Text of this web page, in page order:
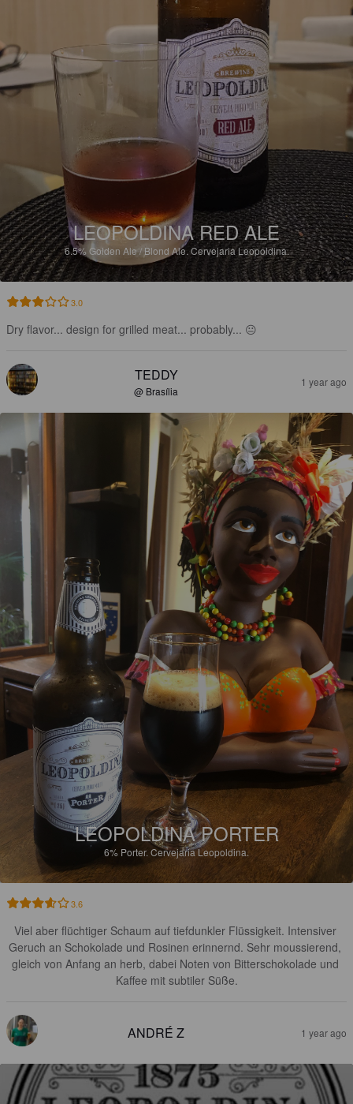
LEOPOLDINA RED ALE
6.5% Golden Ale / Blond Ale.Cervejaria Leopoldina.
3.0
Dry flavor... design for grilled meat... probably... 😐
TEDDY
@ Brasília
1 year ago
LEOPOLDINA PORTER
6% Porter.Cervejaria Leopoldina.
3.6
Viel aber flüchtiger Schaum auf tiefdunkler Flüssigkeit. Intensiver
Geruch an Schokolade und Rosinen erinnernd. Sehr moussierend,
gleich von Anfang an herb, dabei Noten von Bitterschokolade und
Kaffee mit subtiler Süße.
ANDRÉ Z 1 year ago